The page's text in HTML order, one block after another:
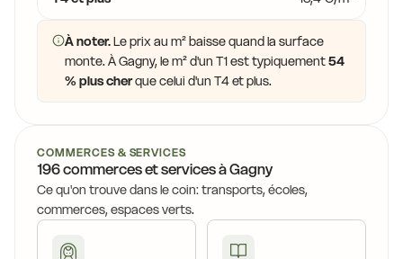
À noter.Le prix au m² baisse quand la surface
monte. À Gagny, le m² d'un T1 est typiquement54
% plus cherque celui d'un T4 et plus.
COMMERCES & SERVICES
196 commerces et services à Gagny
Ce qu'on trouve dans le coin: transports, écoles,
commerces, espaces verts.